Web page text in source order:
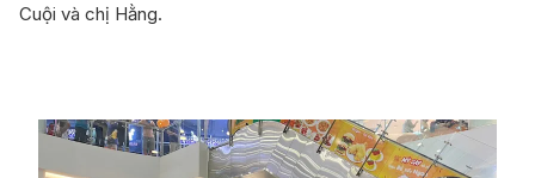
Cuội và chị Hằng.